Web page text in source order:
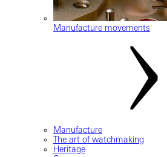
Manufacture movements
Manufacture
The art of watchmaking
Heritage